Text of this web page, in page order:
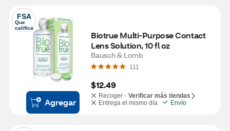
FSA
Que
califica
Agregar
Biotrue Multi-Purpose Contact
Lens Solution, 10 fl oz
Bausch & Lomb
111
$12.49
Recoger - Verificar más tiendas
Entrega el mismo día
Envío